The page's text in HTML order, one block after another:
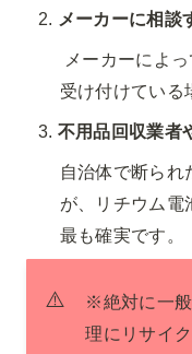
メーカーに相談
受け付けている
不用品回収業者
自治体で断られ
が、リチウム電
最も確実です。
⚠️
※絶対に一
理にリサイ